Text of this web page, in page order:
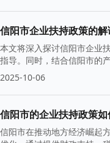
信阳市企业扶持政策的
本文将深入探讨信阳市企业
指导。同时，结合信阳市的
2025-10-06
信阳市的企业扶持政策
信阳市在推动地方经济崛起